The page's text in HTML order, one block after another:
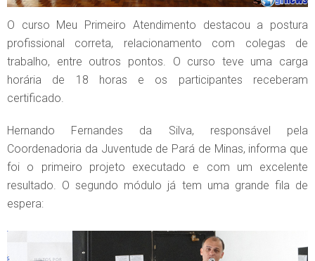
O curso Meu Primeiro Atendimento destacou a postura
profissional correta, relacionamento com colegas de
trabalho, entre outros pontos. O curso teve uma carga
horária de 18 horas e os participantes receberam
certificado.
Hernando Fernandes da Silva, responsável pela
Coordenadoria da Juventude de Pará de Minas, informa que
foi o primeiro projeto executado e com um excelente
resultado. O segundo módulo já tem uma grande fila de
espera: